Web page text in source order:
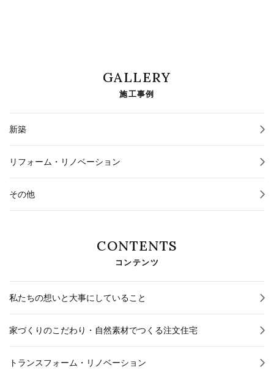
GALLERY
施工事例
新築
リフォーム・リノベーション
その他
CONTENTS
コンテンツ
私たちの想いと大事にしていること
家づくりのこだわり・自然素材でつくる注文住宅
トランスフォーム・リノベーション